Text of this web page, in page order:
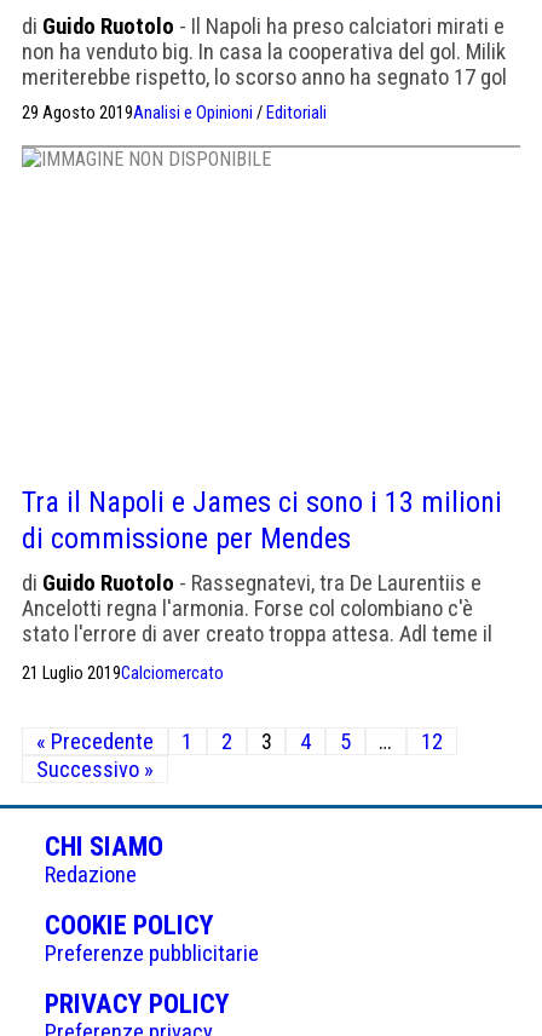
di Guido Ruotolo - Il Napoli ha preso calciatori mirati e
non ha venduto big. In casa la cooperativa del gol. Milik
meriterebbe rispetto, lo scorso anno ha segnato 17 gol
29 Agosto 2019Analisi e Opinioni / Editoriali
Tra il Napoli e James ci sono i 13 milioni
di commissione per Mendes
di Guido Ruotolo - Rassegnatevi, tra De Laurentiis e
Ancelotti regna l'armonia. Forse col colombiano c'è
stato l'errore di aver creato troppa attesa. Adl teme il
rapporto con Wanda Nara
21 Luglio 2019Calciomercato
Paginazione
degli
articoli
« Precedente 1 2 3 4 5 …
12
Successivo »
CHI SIAMO
Redazione
COOKIE POLICY(APRE
IN
UNA
NUOVA
Preferenze pubblicitarie
PRIVACY POLICY(APRE